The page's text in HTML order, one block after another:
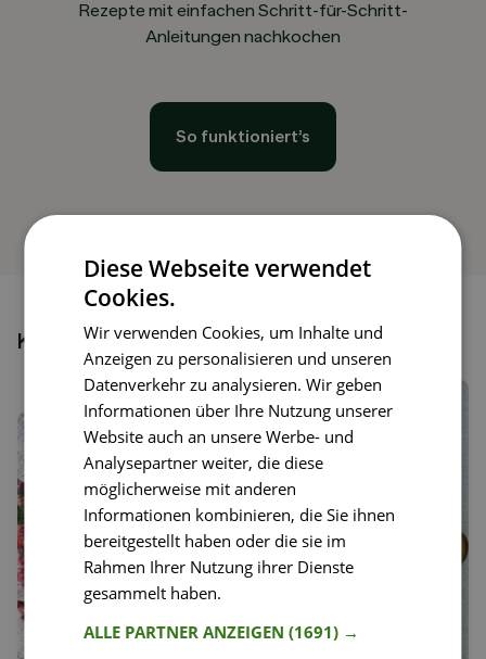
Rezepte mit einfachen Schritt-für-Schritt-
Anleitungen nachkochen
So funktioniert’s
Könnte dir auch gefallen
Diese Webseite verwendet
Cookies.
Wir verwenden Cookies, um Inhalte und
Anzeigen zu personalisieren und unseren
Datenverkehr zu analysieren. Wir geben
Informationen über Ihre Nutzung unserer
Website auch an unsere Werbe- und
Analysepartner weiter, die diese
möglicherweise mit anderen
Informationen kombinieren, die Sie ihnen
bereitgestellt haben oder die sie im
Rahmen Ihrer Nutzung ihrer Dienste
gesammelt haben.
ALLE PARTNER ANZEIGEN(1691) →